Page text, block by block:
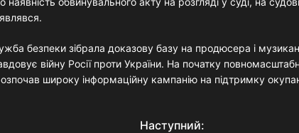
безпеки зібрала доказову базу на продюсера і
війну Росії проти України. На початку
широку інформаційну кампанію на підтримку
Наступний: